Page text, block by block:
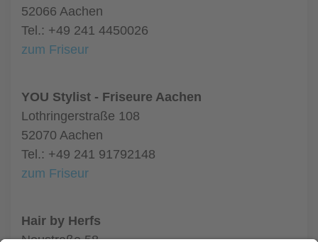
52066 Aachen
Tel.: +49 241 4450026
zum Friseur
YOU Stylist - Friseure Aachen
Lothringerstraße 108
52070 Aachen
Tel.: +49 241 91792148
zum Friseur
Hair by Herfs